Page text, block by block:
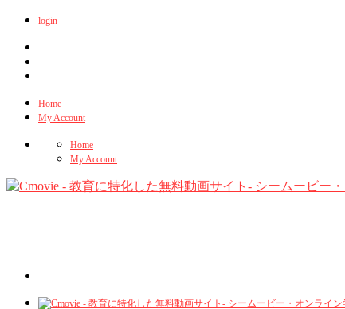
login
Home
My Account
Home
My Account